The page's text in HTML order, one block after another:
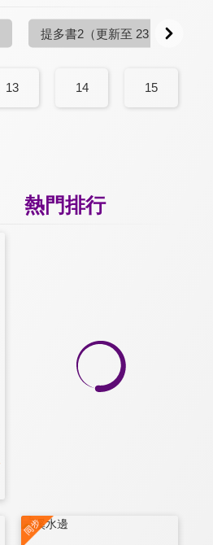
48 集 更新至第 6 集
提多書2 （更新至 23 集）
13 14 15
熱門排行